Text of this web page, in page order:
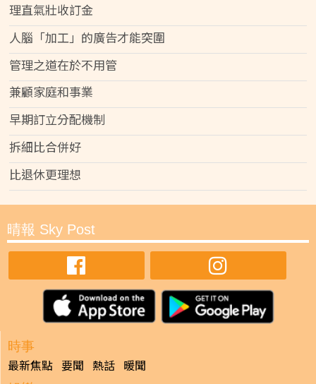
理直氣壯收訂金
人腦「加工」的廣告才能突圍
管理之道在於不用管
兼顧家庭和事業
早期訂立分配機制
拆細比合併好
比退休更理想
晴報 Sky Post
時事
最新焦點 要聞 熱話 暖聞